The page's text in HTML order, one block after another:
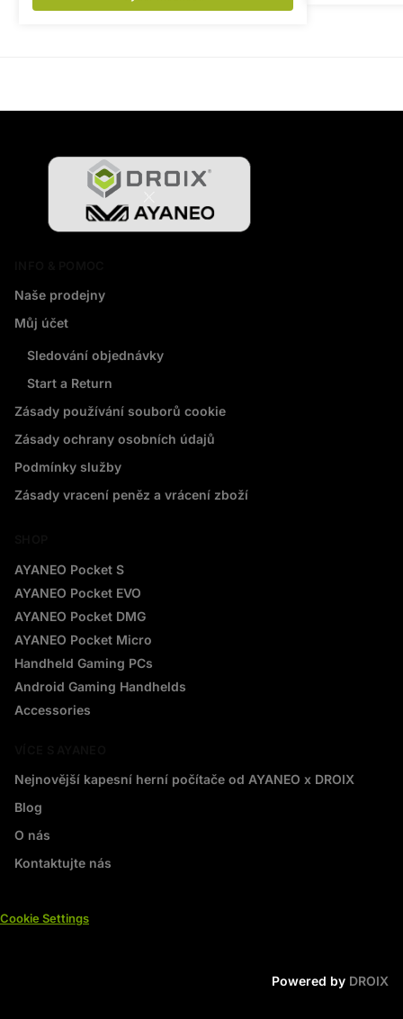
Naše prodejny
Můj účet
Sledování objednávky
Start a Return
Zásady používání souborů cookie
Zásady ochrany osobních údajů
Podmínky služby
Zásady vracení peněz a vrácení zboží
AYANEO Pocket S
AYANEO Pocket EVO
AYANEO Pocket DMG
AYANEO Pocket Micro
Handheld Gaming PCs
Android Gaming Handhelds
Accessories
Nejnovější kapesní herní počítače od AYANEO x DROIX
Blog
O nás
Kontaktujte nás
Cookie Settings
Powered by DROIX
18 people seeing this product right